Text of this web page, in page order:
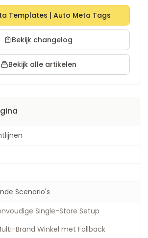
Templates | Auto Meta Tags
Bekijk changelog
Bekijk alle artikelen
Scenario's
Single-Store Setup
Brand Winkel met Fallback